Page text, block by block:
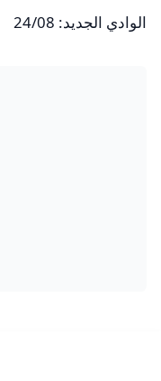
الوادي الجديد: 24/08